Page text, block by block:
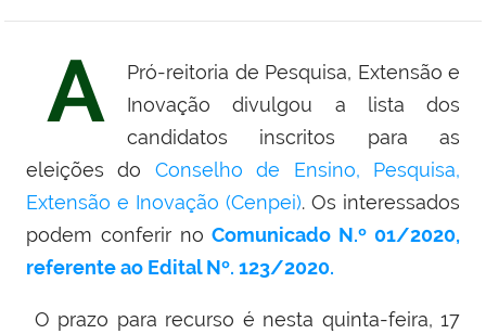
A
Pró-reitoria de Pesquisa, Extensão e
Inovação divulgou a lista dos
candidatos inscritos para as
eleições do Conselho de Ensino, Pesquisa,
Extensão e Inovação (Cenpei). Os interessados
podem conferir noComunicado N.º 01/2020,
referente ao Edital Nº. 123/2020.
O prazo para recurso é nesta quinta-feira, 17